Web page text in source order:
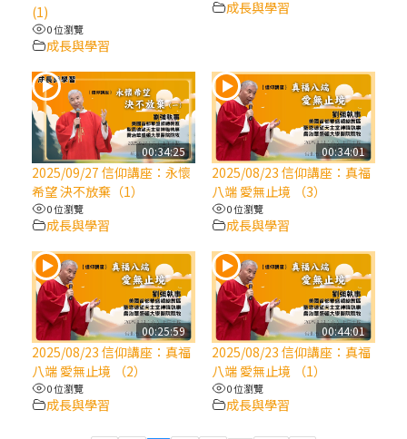
降生成人與人同在＝「厄瑪努爾」
(7)黃敏正主教帶你做【將臨期避靜】—耶穌
降生人間，需要人的「接納」
(6)黃敏正主教帶你做【將臨期避靜】—「馬
(5)黃敏正主教帶你做【將臨期避靜】—「福
傳」：講耶穌的故事
(4)黃敏正主教帶你做【將臨期避靜】—匝凱
「想看」耶穌，耶穌「走近」匝凱
(3)黃敏正主教帶你做【將臨期避靜】—「轉
(1)
0 位瀏覽
成長與學習
成長與學習
00:34:25
2025/09/27 信仰講座：永懷
希望 決不放棄（1）
0 位瀏覽
成長與學習
00:34:01
2025/08/23 信仰講座：真福
八端 愛無止境 （3）
0 位瀏覽
成長與學習
00:25:59
2025/08/23 信仰講座：真福
八端 愛無止境 （2）
0 位瀏覽
成長與學習
00:44:01
2025/08/23 信仰講座：真福
八端 愛無止境 （1）
0 位瀏覽
成長與學習